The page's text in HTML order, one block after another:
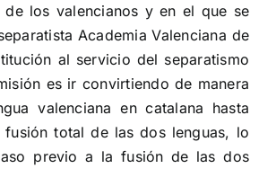
de los valencianos y en el que se
Academia Valenciana de
al servicio del separatismo
es ir convirtiendo de manera
valenciana en catalana hasta
total de las dos lenguas, lo
previo a la fusión de las dos